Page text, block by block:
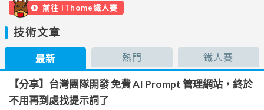
前往 iThome鐵人賽
技術文章
最新 熱門 鐵人賽
【分享】台灣團隊開發 免費 AI Prompt 管理網站，終於
不用再到處找提示詞了